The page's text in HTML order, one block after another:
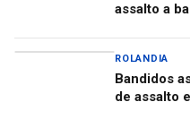
assalto a
ROLANDIA
Bandidos
de assalto